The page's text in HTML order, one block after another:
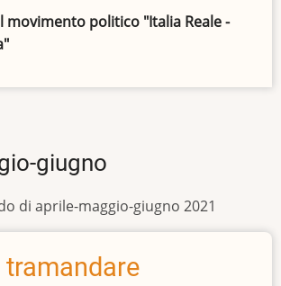
movimento politico "Italia Reale -
giugno
di aprile-maggio-giugno 2021
tramandare